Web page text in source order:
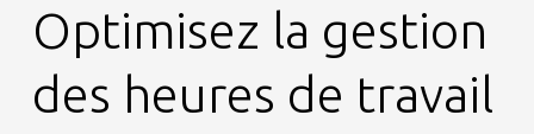
Optimisez la gestion
des heures de travail